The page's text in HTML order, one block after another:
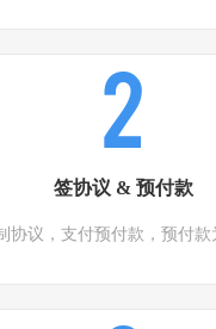
2
签协议 & 预付款
协议，支付预付款，预付款